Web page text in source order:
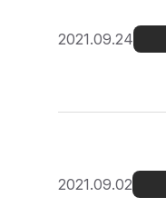
2021.09.24
2021.09.02